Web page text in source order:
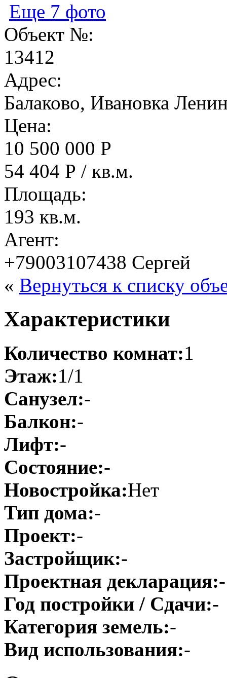
Еще 7 фото
Объект №:
13412
Адрес:
Балаково, Ивановка
Цена:
10 500 000 Р
54 404 Р / кв.м.
Площадь:
193 кв.м.
Агент:
+79003107438 Сергей
« Вернуться к списку
Характеристики
Количество комнат:1
Этаж:1/1
Санузел:-
Балкон:-
Лифт:-
Состояние:-
Новостройка:Нет
Тип дома:-
Проект:-
Застройщик:-
Проектная декларация:-
Год постройки / Сдачи:-
Категория земель:-
Вид использования:-